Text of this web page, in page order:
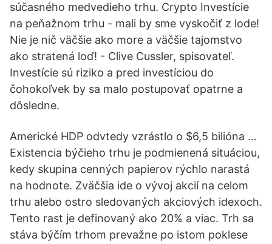
súčasného medvedieho trhu. Crypto Investície
na peňažnom trhu - mali by sme vyskočiť z lode!
Nie je nič väčšie ako more a väčšie tajomstvo
ako stratená loď! - Clive Cussler, spisovateľ.
Investície sú riziko a pred investíciou do
čohokoľvek by sa malo postupovať opatrne a
dôsledne.
Americké HDP odvtedy vzrástlo o $6,5 bilióna …
Existencia býčieho trhu je podmienená situáciou,
kedy skupina cenných papierov rýchlo narastá
na hodnote. Zväčšia ide o vývoj akcií na celom
trhu alebo ostro sledovaných akciových idexoch.
Tento rast je definovaný ako 20% a viac. Trh sa
stáva býčím trhom prevažne po istom poklese